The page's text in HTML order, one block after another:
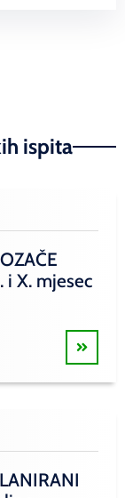
ispita
i X. mjesec